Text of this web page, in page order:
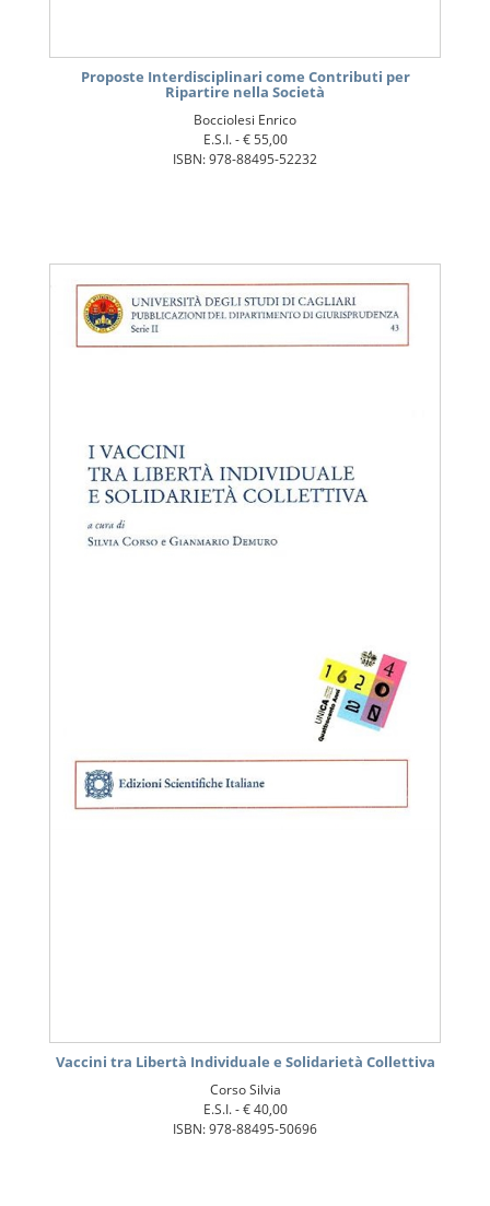
Proposte Interdisciplinari come Contributi per
Ripartire nella Società
Bocciolesi Enrico
E.S.I. -€ 55,00
ISBN: 978-88495-52232
Vaccini tra Libertà Individuale e Solidarietà Collettiva
Corso Silvia
E.S.I. -€ 40,00
ISBN: 978-88495-50696